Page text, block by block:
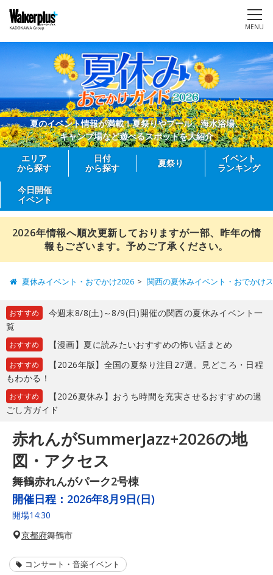
MENU
夏のイベント情報が満載！夏祭りやプール、海水浴場、
キャンプ場など遊べるスポットを大紹介
エリア
から探す
日付
から探す
夏祭り
イベント
ランキング
今日開催
イベント
2026年情報へ順次更新しておりますが一部、昨年の情
報もございます。予めご了承ください。
夏休みイベント・おでかけ2026 関西の夏休みイベント・おでかけ
おすすめ
今週末8/8(土)～8/9(日)開催の関西の夏休みイベント一
覧
おすすめ 【漫画】夏に読みたいおすすめの怖い話まとめ
おすすめ
【2026年版】全国の夏祭り注目27選。見どころ・日程
もわかる！
おすすめ
【2026夏休み】おうち時間を充実させるおすすめの過
ごし方ガイド
赤れんがSummerJazz+2026の地
図・アクセス
舞鶴赤れんがパーク2号棟
開催日程： 2026年8月9日(日)
開場14:30
京都府舞鶴市
コンサート・音楽イベント